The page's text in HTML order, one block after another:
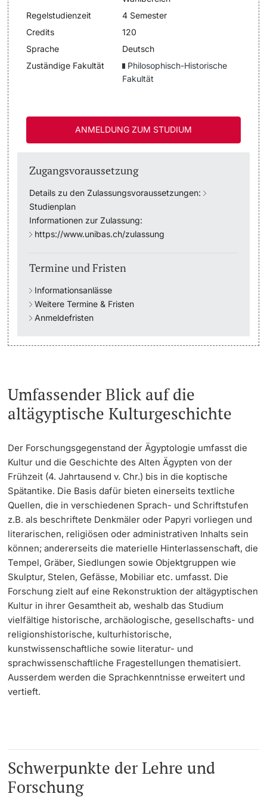
Dozierende
Termine & Fristen
Dokumente und Verifikation
Mobilität
Campus Credits
Campus Stories
Hörerinnen/Hörer
Student Life
Beratung & Support
Studienfachberatung
Studienberatung
Soziales & Gesundheit
Militär- & Zivildienst
Inklusive Universität
Koordinationsstelle für Geflüchtete
Beratungswegweiser
Langes Studium
Lernen & Lehren
KI in Studium und Lehre
Digitales Lernen
Sprachenzentrum
Lernräume
Regelstudienzeit
4 Semester
Credits
120
Sprache
Deutsch
Zuständige Fakultät
Philosophisch-Historische
Fakultät
ANMELDUNG ZUM STUDIUM
Zugangsvoraussetzung
Details zu den Zulassungsvoraussetzungen:
Studienplan
Informationen zur Zulassung:
https://www.unibas.ch/zulassung
Termine und Fristen
Informationsanlässe
Weitere Termine & Fristen
Anmeldefristen
Umfassender Blick auf die
altägyptische Kulturgeschichte
Der Forschungsgegenstand der Ägyptologie umfasst die
Kultur und die Geschichte des Alten Ägypten von der
Frühzeit (4. Jahrtausend v. Chr.) bis in die koptische
Spätantike. Die Basis dafür bieten einerseits textliche
Quellen, die in verschiedenen Sprach- und Schriftstufen
z.B. als beschriftete Denkmäler oder Papyri vorliegen und
literarischen, religiösen oder administrativen Inhalts sein
können; andererseits die materielle Hinterlassenschaft, die
Tempel, Gräber, Siedlungen sowie Objektgruppen wie
Skulptur, Stelen, Gefässe, Mobiliar etc. umfasst. Die
Forschung zielt auf eine Rekonstruktion der altägyptischen
Kultur in ihrer Gesamtheit ab, weshalb das Studium
vielfältige historische, archäologische, gesellschafts- und
religionshistorische, kulturhistorische,
kunstwissenschaftliche sowie literatur- und
sprachwissenschaftliche Fragestellungen thematisiert.
Ausserdem werden die Sprachkenntnisse erweitert und
vertieft.
Schwerpunkte der Lehre und
Forschung